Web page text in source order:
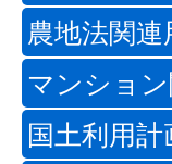
農地法関連
マンショ
国土利用